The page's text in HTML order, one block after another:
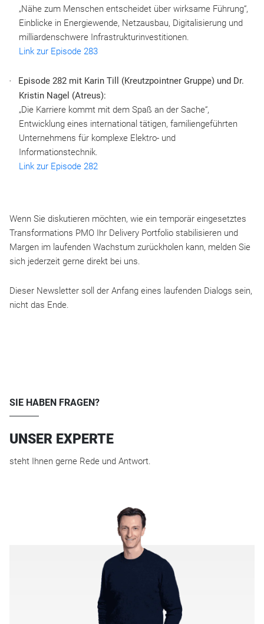
„Nähe zum Menschen entscheidet über wirksame Führung“,
Einblicke in Energiewende, Netzausbau, Digitalisierung und
milliardenschwere Infrastrukturinvestitionen.
Link zur Episode 283
Episode 282 mit Karin Till (Kreutzpointner Gruppe) und Dr.
Kristin Nagel (Atreus):
„Die Karriere kommt mit dem Spaß an der Sache“,
Entwicklung eines international tätigen, familiengeführten
Unternehmens für komplexe Elektro- und
Informationstechnik.
Link zur Episode 282
Wenn Sie diskutieren möchten, wie ein temporär eingesetztes
Transformations PMO Ihr Delivery Portfolio stabilisieren und
Margen im laufenden Wachstum zurückholen kann, melden Sie
sich jederzeit gerne direkt bei uns.
Dieser Newsletter soll der Anfang eines laufenden Dialogs sein,
nicht das Ende.​
SIE HABEN FRAGEN?
UNSER EXPERTE
steht Ihnen gerne Rede und Antwort.